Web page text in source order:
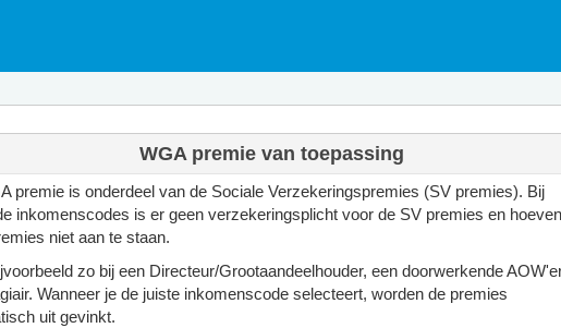
WGA premie van toepassing
premie is onderdeel van de Sociale Verzekeringspremies (SV premies). Bij
inkomenscodes is er geen verzekeringsplicht voor de SV premies en hoeven
niet aan te staan.
zo bij een Directeur/Grootaandeelhouder, een doorwerkende
Wanneer je de juiste inkomenscode selecteert, worden de premies
uit gevinkt.